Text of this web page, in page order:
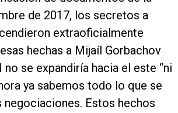
de 2017, los secretos a
extraoficialmente
hechas a Mijaíl Gorbachov
no se expandiría hacia el este “ni
ya sabemos todo lo que se
negociaciones. Estos hechos